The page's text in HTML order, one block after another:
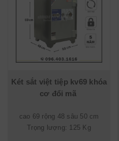
Két sắt việt tiệp kv69 khóa
cơ đổi mã
cao 69 rộng 48 sâu 50 cm
Trọng lượng: 125 Kg